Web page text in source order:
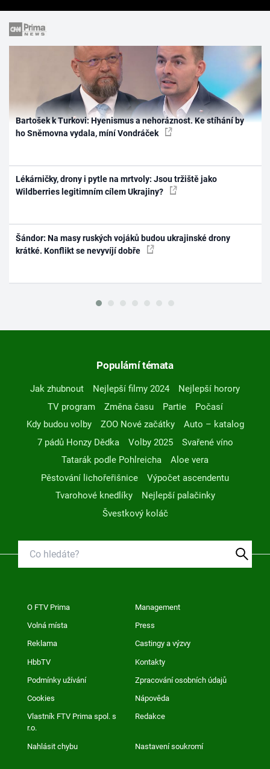
Bartošek k Turkovi: Hyenismus a nehoráznost. Ke stíhání by
ho Sněmovna vydala, míní Vondráček
Lékárničky, drony i pytle na mrtvoly: Jsou tržiště jako
Wildberries legitimním cílem Ukrajiny?
Šándor: Na masy ruských vojáků budou ukrajinské drony
krátké. Konflikt se nevyvíjí dobře
Populární témata
Jak zhubnout Nejlepší filmy 2024
Nejlepší horory
TV program
Změna času Partie
Počasí
Kdy budou volby
ZOO Nové začátky
Auto – katalog
7 pádů Honzy Dědka
Volby 2025
Svařené víno
Tatarák podle Pohlreicha
Aloe vera
Pěstování lichořeřišnice
Výpočet ascendentu
Tvarohové knedlíky
Nejlepší palačinky
Švestkový koláč
O FTV Prima Management
Volná místa Press
Reklama Castingy a výzvy
HbbTV Kontakty
Podmínky užívání Zpracování osobních údajů
Cookies Nápověda
Vlastník FTV Prima spol. s
r.o.
Redakce
Nahlásit chybu Nastavení soukromí